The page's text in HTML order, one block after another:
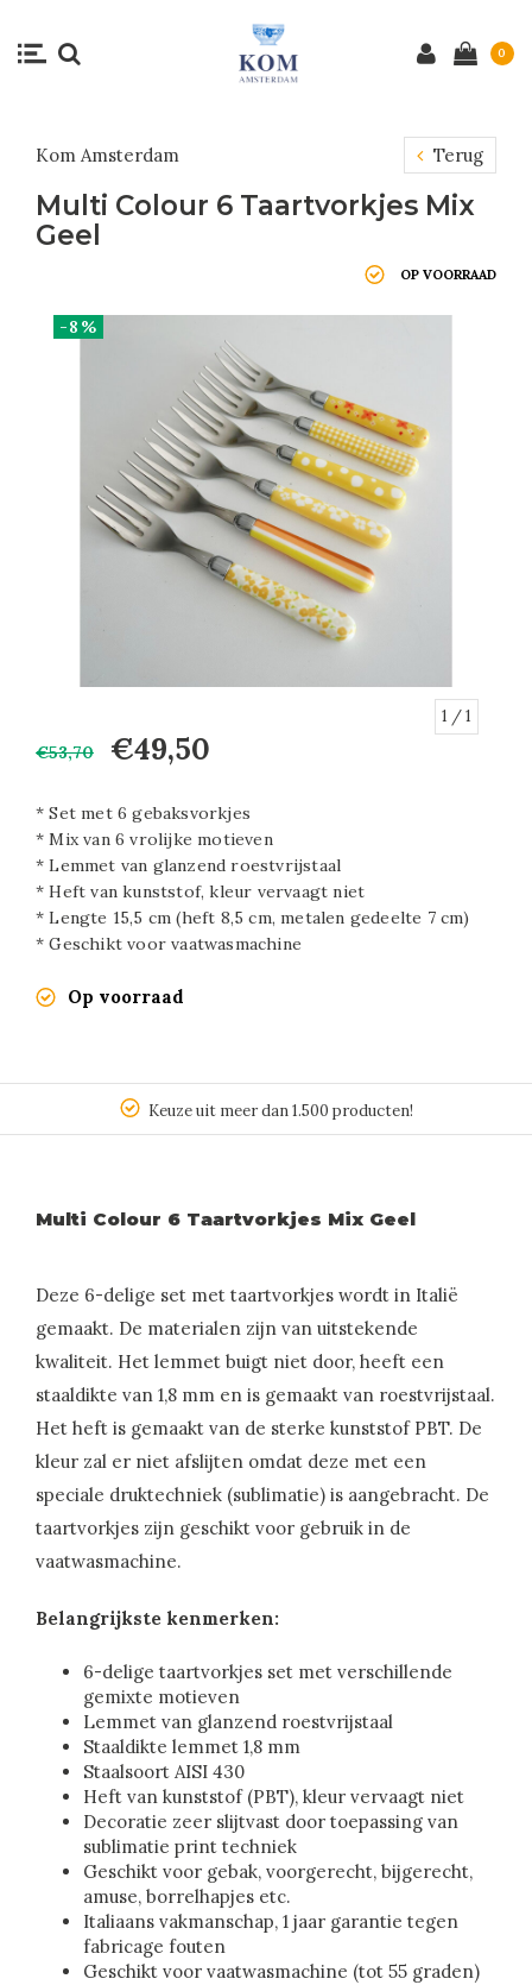
0
Kom Amsterdam Terug
Multi Colour 6 Taartvorkjes Mix
Geel
OP VOORRAAD
-8%
1 / 1
€53,70 €49,50
* Set met 6 gebaksvorkjes
* Mix van 6 vrolijke motieven
* Lemmet van glanzend roestvrijstaal
* Heft van kunststof, kleur vervaagt niet
* Lengte 15,5 cm (heft 8,5 cm, metalen gedeelte 7 cm)
* Geschikt voor vaatwasmachine
Op voorraad
Keuze uit meer dan 1.500 producten!
Multi Colour 6 Taartvorkjes Mix Geel
Deze 6-delige set met taartvorkjes wordt in Italië
gemaakt. De materialen zijn van uitstekende
kwaliteit. Het lemmet buigt niet door, heeft een
staaldikte van 1,8 mm en is gemaakt van roestvrijstaal.
Het heft is gemaakt van de sterke kunststof PBT. De
kleur zal er niet afslijten omdat deze met een
speciale druktechniek (sublimatie) is aangebracht. De
taartvorkjes zijn geschikt voor gebruik in de
vaatwasmachine.
Belangrijkste kenmerken:
6-delige taartvorkjes set met verschillende
gemixte motieven
Lemmet van glanzend roestvrijstaal
Staaldikte lemmet 1,8 mm
Staalsoort AISI 430
Heft van kunststof (PBT), kleur vervaagt niet
Decoratie zeer slijtvast door toepassing van
sublimatie print techniek
Geschikt voor gebak, voorgerecht, bijgerecht,
amuse, borrelhapjes etc.
Italiaans vakmanschap, 1 jaar garantie tegen
fabricage fouten
Geschikt voor vaatwasmachine (tot 55 graden)